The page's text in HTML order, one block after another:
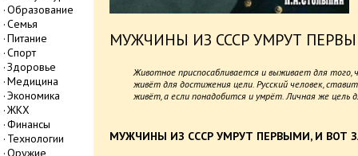
Образование
Семья
Питание
Спорт
Здоровье
Медицина
Экономика
ЖКХ
Финансы
Технологии
Оружие
МУЖЧИНЫ ИЗ СССР УМРУТ
Животное приспосабливается и выживает для
живёт для достижения цели. Русский человек,
живёт, а если понадобится и умрёт. Личная же цель
МУЖЧИНЫ ИЗ СССР УМРУТ ПЕРВЫМИ, И ВОТ